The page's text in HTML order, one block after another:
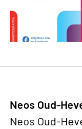
Neos Oud-
Neos Oud-